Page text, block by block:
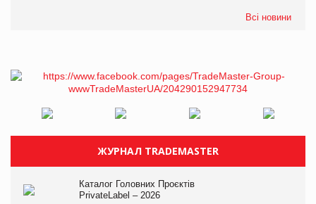
Всі новини
ЖУРНАЛ TRADEMASTER
Каталог Головних Проєктів
PrivateLabel – 2026